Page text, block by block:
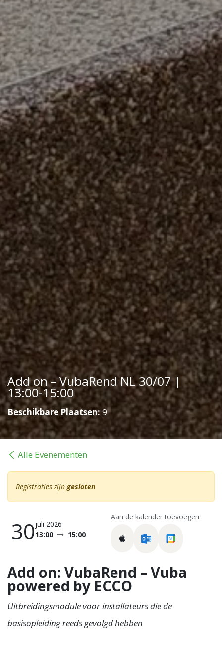
Add on – VubaRend NL 30/07 |
13:00-15:00
Beschikbare Plaatsen: 9
Alle Evenementen
Registraties zijngesloten
30juli 2026
13:00
15:00
Aan de kalender toevoegen:
Add on: VubaRend – Vuba
powered by ECCO
Uitbreidingsmodule voor installateurs die de
basisopleiding reeds gevolgd hebben